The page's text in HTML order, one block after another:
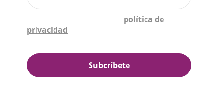
política de
privacidad